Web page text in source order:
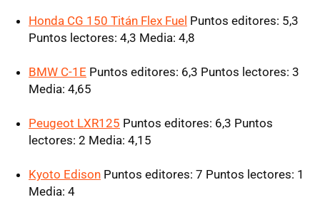
Honda CG 150 Titán Flex Fuel Puntos editores: 5,3
Puntos lectores: 4,3 Media: 4,8
BMW C-1E Puntos editores: 6,3 Puntos lectores: 3
Media: 4,65
Peugeot LXR125 Puntos editores: 6,3 Puntos
lectores: 2 Media: 4,15
Kyoto Edison Puntos editores: 7 Puntos lectores: 1
Media: 4